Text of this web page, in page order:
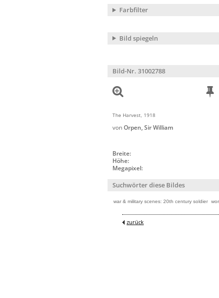
Farbfilter
Bild spiegeln
Bild-Nr. 31002788
The Harvest, 1918
vonOrpen, Sir William
Breite:
Höhe:
Megapixel:
Suchwörter diese Bildes
war & military scenes: 20th century soldier
zurück